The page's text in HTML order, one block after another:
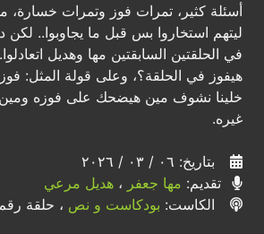
أسئلة كثير، تمرات فوز وتمرات خسارة،
ليتهم استخاروا بس قبل ما يجاوبوا.. لكن
في الحلقتين السابقتين مها وهديل
هيفوز في الحلقة؟، وعلى قولة المثل:
خلينا نشوف مين هيضحك على فوزه
غيره.
بتاريخ: ٠٦ / ٠٣ / ٢٠٢٦
تقديم: مها جعفر ، هديل مرعي
الكاست: بودكاست و نص ، حلقة رقم ٦٢